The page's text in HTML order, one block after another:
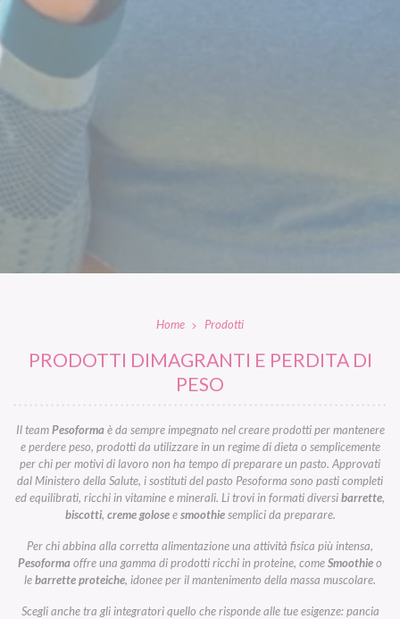
Home Prodotti
PRODOTTI DIMAGRANTI E PERDITA DI
PESO
Il teamPesoformaè da sempre impegnato nel creare prodotti per mantenere
e perdere peso, prodotti da utilizzare in un regime di dieta o semplicemente
per chi per motivi di lavoro non ha tempo di preparare un pasto. Approvati
dal Ministero della Salute, i sostituti del pasto Pesoforma sono pasti completi
ed equilibrati, ricchi in vitamine e minerali. Li trovi in formati diversibarrette,
biscotti, creme goloseesmoothiesemplici da preparare.
Per chi abbina alla corretta alimentazione una attività fisica più intensa,
Pesoformaoffre una gamma di prodotti ricchi in proteine, comeSmoothieo
lebarrette proteiche, idonee per il mantenimento della massa muscolare.
Scegli anche tra gli integratori quello che risponde alle tue esigenze: pancia